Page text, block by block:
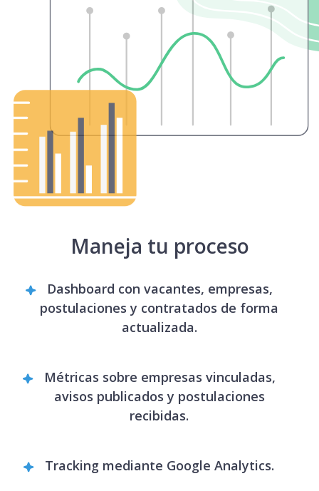
Maneja tu proceso
Dashboard con vacantes, empresas,
postulaciones y contratados de forma
actualizada.
Métricas sobre empresas vinculadas,
avisos publicados y postulaciones
recibidas.
Tracking mediante Google Analytics.